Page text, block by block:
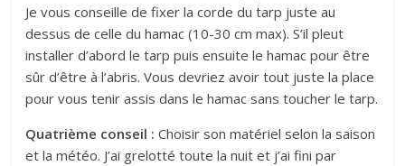
Je vous conseille de fixer la corde du tarp juste au
dessus de celle du hamac (10-30 cm max). S’il pleut
installer d’abord le tarp puis ensuite le hamac pour être
sûr d’être à l’abris. Vous devriez avoir tout juste la place
pour vous tenir assis dans le hamac sans toucher le tarp.
Quatrième conseil : Choisir son matériel selon la saison
et la météo. J’ai grelotté toute la nuit et j’ai fini par